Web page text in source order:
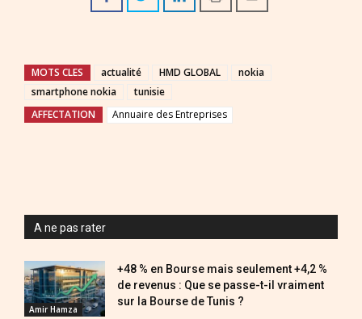
MOTS CLES actualité HMD GLOBAL
nokia
smartphone nokia
tunisie
AFFECTATION
Annuaire des Entreprises
A ne pas rater
Amir Hamza
+48 % en Bourse mais seulement +4,2 %
de revenus : Que se passe-t-il vraiment
sur la Bourse de Tunis ?